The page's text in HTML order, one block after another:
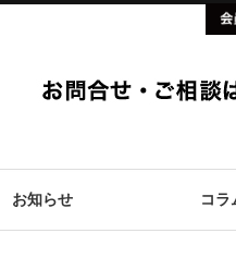
お知らせ コラ